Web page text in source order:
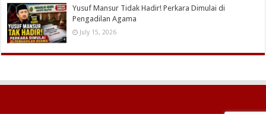
Yusuf Mansur Tidak Hadir! Perkara Dimulai di
Pengadilan Agama
July 15, 2026